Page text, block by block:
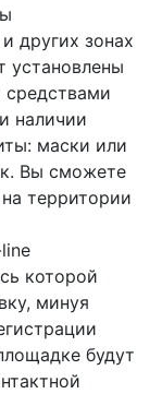
других зонах
установлены
средствами
наличии
маски или
Вы сможете
территории
которой
минуя
будут